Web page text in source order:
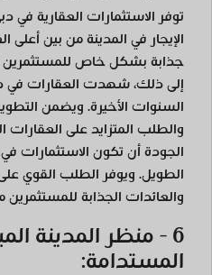
توفر الاستثمارات العقارية في
الإيجار في المدينة من بين أعلى
جذابة بشكل خاص للمستثمرين
إلى ذلك، شهدت العقارات في
السنوات الأخيرة. ويضمن
والطلب المتزايد على العقارات
الجودة أن تكون الاستثمارات
الطويل. ويوفر الطلب القوي
والعائدات الجذابة
6 - منظر المدينة
المستدامة: